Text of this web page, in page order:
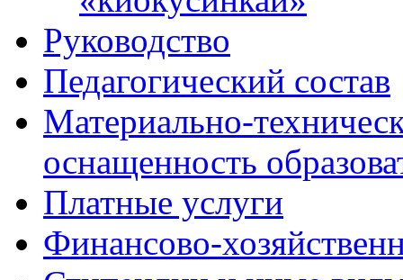
Руководство
Педагогический состав
Материально-
оснащенность
Платные услуги
Финансово-